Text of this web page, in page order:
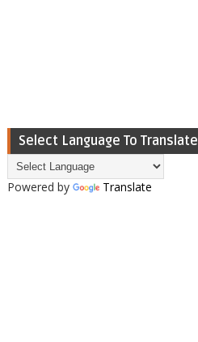
Select Language To Translate
Powered by Translate